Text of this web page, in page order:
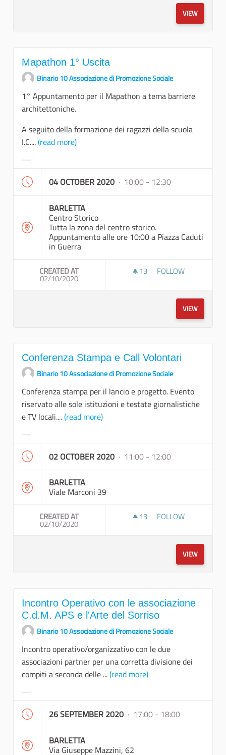
VIEW
Mapathon 1° Uscita
Binario 10 Associazione di Promozione Sociale
1° Appuntamento per il Mapathon a tema barriere
architettoniche.
A seguito della formazione dei ragazzi della scuola
I.C....(read more)
04 OCTOBER 2020 · 10:00 - 12:30
BARLETTA
Centro Storico
Tutta la zona del centro storico.
Appuntamento alle ore 10:00 a Piazza Caduti
in Guerra
CREATED AT
02/10/2020
13 13 FOLLOWERS
FOLLOW
VIEW
Conferenza Stampa e Call Volontari
Binario 10 Associazione di Promozione Sociale
Conferenza stampa per il lancio e progetto. Evento
riservato alle sole istituzioni e testate giornalistiche
e TV locali....(read more)
02 OCTOBER 2020 · 11:00 - 12:00
BARLETTA
Viale Marconi 39
CREATED AT
02/10/2020
13 13 FOLLOWERS
FOLLOW
VIEW
Incontro Operativo con le associazione
C.d.M. APS e l'Arte del Sorriso
Binario 10 Associazione di Promozione Sociale
Incontro operativo/organizzativo con le due
associazioni partner per una corretta divisione dei
compiti a seconda delle ...(read more)
26 SEPTEMBER 2020 · 17:00 - 18:00
BARLETTA
Via Giuseppe Mazzini, 62